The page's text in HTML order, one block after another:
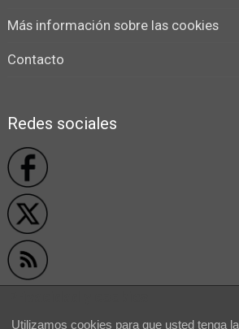
Más información sobre las cookies
Contacto
Redes sociales
Utilizamos cookies para que usted tenga